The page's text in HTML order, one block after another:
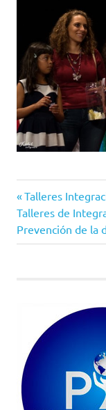
de
Entrada
anterior:
Talleres
Siguiente
entrada:
Talleres de
Prevención de la